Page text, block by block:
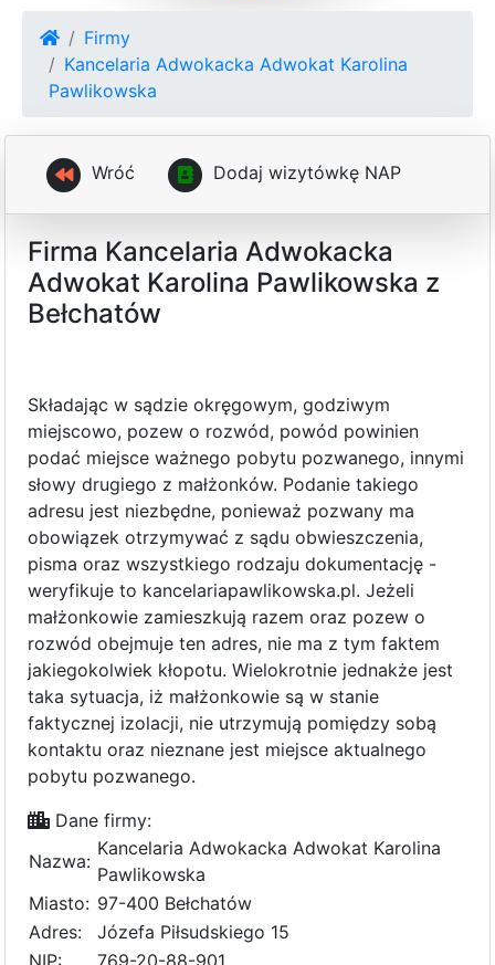
Firmy
Kancelaria Adwokacka Adwokat Karolina
Pawlikowska
Wróć Dodaj wizytówkę NAP
Firma Kancelaria Adwokacka
Adwokat Karolina Pawlikowska z
Bełchatów
Składając w sądzie okręgowym, godziwym
miejscowo, pozew o rozwód, powód powinien
podać miejsce ważnego pobytu pozwanego, innymi
słowy drugiego z małżonków. Podanie takiego
adresu jest niezbędne, ponieważ pozwany ma
obowiązek otrzymywać z sądu obwieszczenia,
pisma oraz wszystkiego rodzaju dokumentację -
weryfikuje to kancelariapawlikowska.pl. Jeżeli
małżonkowie zamieszkują razem oraz pozew o
rozwód obejmuje ten adres, nie ma z tym faktem
jakiegokolwiek kłopotu. Wielokrotnie jednakże jest
taka sytuacja, iż małżonkowie są w stanie
faktycznej izolacji, nie utrzymują pomiędzy sobą
kontaktu oraz nieznane jest miejsce aktualnego
pobytu pozwanego.
Dane firmy:
Nazwa:
Kancelaria Adwokacka Adwokat Karolina
Pawlikowska
Miasto: 97-400 Bełchatów
Adres:
Józefa Piłsudskiego 15
NIP:
769-20-88-901